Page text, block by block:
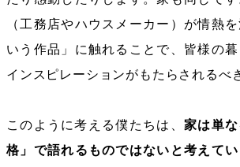
（工務店やハウスメーカー）が情熱
いう作品」に触れることで、皆様の
インスピレーションがもたらされるべ
このように考える僕たちは、 家は単
格」で語れるものではないと考えて